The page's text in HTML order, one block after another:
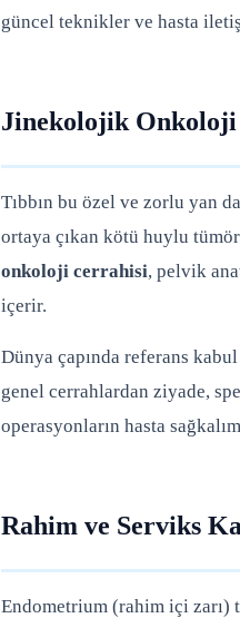
güncel teknikler ve hasta
Jinekolojik
Tıbbın bu özel ve zorlu yan
ortaya çıkan kötü huylu
onkoloji cerrahisi, pelvik
içerir.
Dünya çapında referans
genel cerrahlardan ziyade,
operasyonların hasta
Rahim ve Serviks
Endometrium (rahim içi zarı)